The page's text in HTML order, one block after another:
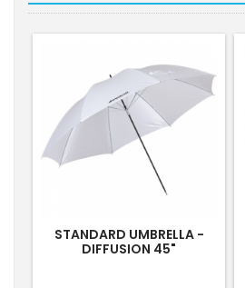
STANDARD UMBRELLA -
DIFFUSION 45"